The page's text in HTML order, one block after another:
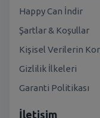
Happy Can İndir
Şartlar & Koşullar
Kişisel Verilerin
Gizlilik İlkeleri
Garanti Politikası
İletişim